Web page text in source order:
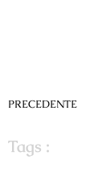
PRECEDENTE
Tags :